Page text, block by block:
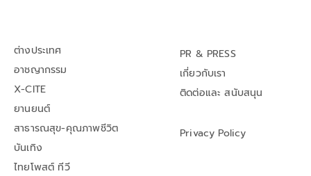
ต่างประเทศ
อาชญากรรม
X-CITE
ยานยนต์
สาธารณสุข-คุณภาพชีวิต
บันเทิง
ไทยโพสต์ ทีวี
PR & PRESS
เกี่ยวกับเรา
ติดต่อและ สนับสนุน
Privacy Policy